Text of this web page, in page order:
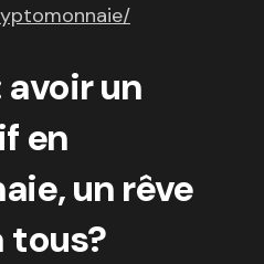
un
en
un rêve
tous?